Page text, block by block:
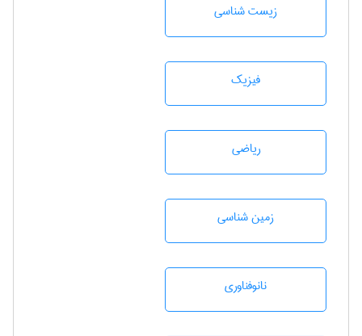
زيست شناسی
فیزیک
رياضی
زمين شناسی
نانوفناوری